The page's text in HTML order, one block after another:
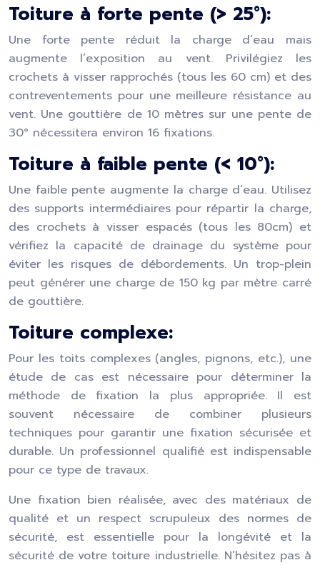
Toiture à forte pente (> 25°):
Une forte pente réduit la charge d’eau mais
augmente l’exposition au vent. Privilégiez les
crochets à visser rapprochés (tous les 60 cm) et des
contreventements pour une meilleure résistance au
vent. Une gouttière de 10 mètres sur une pente de
30° nécessitera environ 16 fixations.
Toiture à faible pente (< 10°):
Une faible pente augmente la charge d’eau. Utilisez
des supports intermédiaires pour répartir la charge,
des crochets à visser espacés (tous les 80cm) et
vérifiez la capacité de drainage du système pour
éviter les risques de débordements. Un trop-plein
peut générer une charge de 150 kg par mètre carré
de gouttière.
Toiture complexe:
Pour les toits complexes (angles, pignons, etc.), une
étude de cas est nécessaire pour déterminer la
méthode de fixation la plus appropriée. Il est
souvent nécessaire de combiner plusieurs
techniques pour garantir une fixation sécurisée et
durable. Un professionnel qualifié est indispensable
pour ce type de travaux.
Une fixation bien réalisée, avec des matériaux de
qualité et un respect scrupuleux des normes de
sécurité, est essentielle pour la longévité et la
sécurité de votre toiture industrielle. N’hésitez pas à